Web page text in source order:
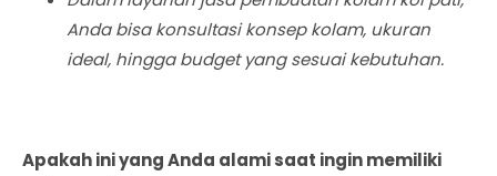
Anda bisa konsultasi konsep kolam, ukuran
ideal, hingga budget yang sesuai kebutuhan.
Apakah ini yang Anda alami saat ingin memiliki